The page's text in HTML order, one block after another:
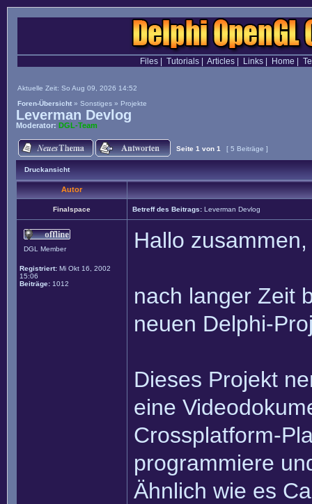
Files| Tutorials| Articles| Links| Home
Aktuelle Zeit: So Aug 09, 2026 14:52
Foren-Übersicht » Sonstiges » Projekte
Leverman Devlog
Moderator: DGL-Team
Seite 1 von 1 [ 5 Beiträge ]
Druckansicht
Autor
Finalspace Betreff des Beitrags: Leverman Devlog
DGL Member
Registriert: Mi Okt 16, 2002
15:06
Beiträge: 1012
Hallo zusammen,
nach langer Zeit
neuen Delphi-
Dieses Projekt
eine
Crossplatform-
programmiere
Ähnlich wie es